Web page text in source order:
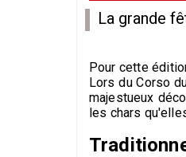
La grande
Pour cette
Lors du Corso
majestueux
les chars